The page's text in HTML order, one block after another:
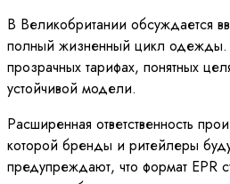
В Великобритании обсуждается
полный жизненный цикл одежды.
прозрачных тарифах, понятных
устойчивой модели.
Расширенная ответственность
которой бренды и ритейлеры
предупреждают, что формат EPR